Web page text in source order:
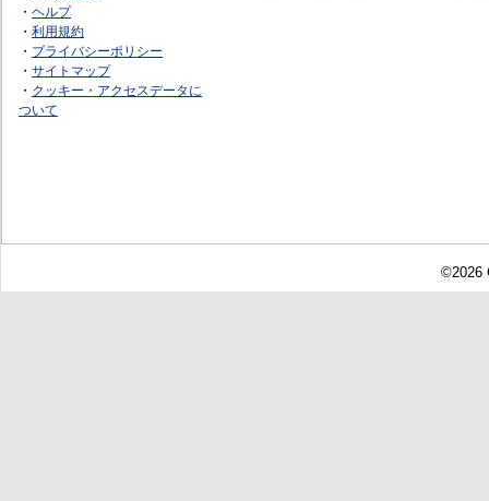
・ ヘルプ
・ 利用規約
・ プライバシーポリシー
・ サイトマップ
・ クッキー・アクセスデータに
ついて
©2026